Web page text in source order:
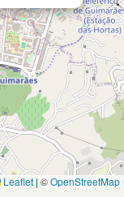
Leaflet | ©OpenStreetMap